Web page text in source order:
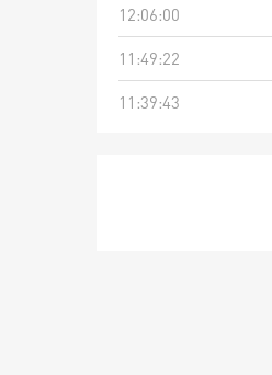
12:06:00
11:49:22
11:39:43